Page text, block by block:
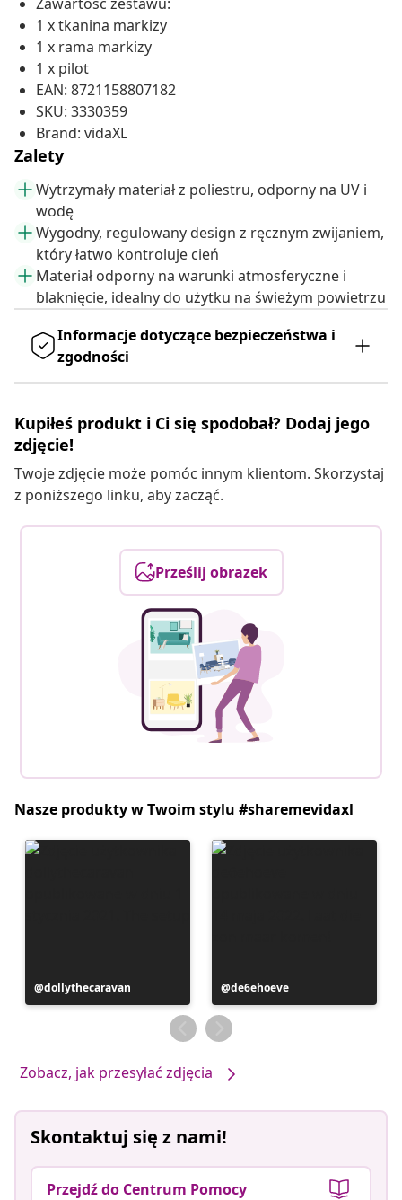
1 x tkanina markizy
1 x rama markizy
1 x pilot
EAN: 8721158807182
SKU: 3330359
Brand: vidaXL
Zalety
Wytrzymały materiał z poliestru, odporny na UV i
wodę
Wygodny, regulowany design z ręcznym zwijaniem,
który łatwo kontroluje cień
Materiał odporny na warunki atmosferyczne i
blaknięcie, idealny do użytku na świeżym powietrzu
Informacje dotyczące bezpieczeństwa i
zgodności
Kupiłeś produkt i Ci się spodobał? Dodaj jego
zdjęcie!
Twoje zdjęcie może pomóc innym klientom. Skorzystaj
z poniższego linku, aby zacząć.
Prześlij obrazek
Nasze produkty w Twoim stylu #sharemevidaxl
Post
opublikowany
dollythecaravan
Post
opublikowany
przez
de6ehoeve
Zobacz, jak przesyłać zdjęcia
Skontaktuj się z nami!
Przejdź do Centrum Pomocy